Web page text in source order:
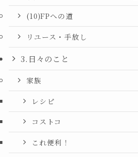
(10)FPへの道
リユース・手放し
3.日々のこと
家族
レシピ
コストコ
これ便利！